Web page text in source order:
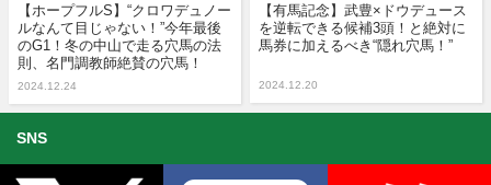
【ホープフルS】“クロワデュノー
ルなんて目じゃない！”今年最後
のG1！冬の中山で走る穴馬の法
則、名門調教師絶賛の穴馬！
2024.12.24
【有馬記念】武豊×ドウデュース
を逆転できる候補3頭！と絶対に
馬券に加えるべき“隠れ穴馬！”
2024.12.20
SNS